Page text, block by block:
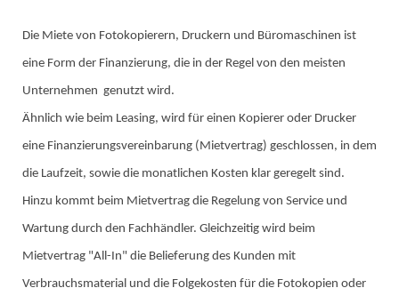
Die Miete von Fotokopierern, Druckern und Büromaschinen ist
eine Form der Finanzierung, die in der Regel von den meisten
Unternehmen genutzt wird.
Ähnlich wie beim Leasing, wird für einen Kopierer oder Drucker
eine Finanzierungsvereinbarung (Mietvertrag) geschlossen, in dem
die Laufzeit, sowie die monatlichen Kosten klar geregelt sind.
Hinzu kommt beim Mietvertrag die Regelung von Service und
Wartung durch den Fachhändler. Gleichzeitig wird beim
Mietvertrag "All-In" die Belieferung des Kunden mit
Verbrauchsmaterial und die Folgekosten für die Fotokopien oder